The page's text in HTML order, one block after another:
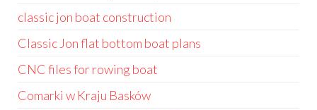
classic jon boat construction
Classic Jon flat bottom boat plans
CNC files for rowing boat
Comarki w Kraju Basków